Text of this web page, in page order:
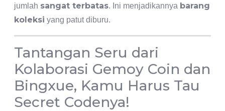
jumlah sangat terbatas. Ini menjadikannya barang
koleksi yang patut diburu.
Tantangan Seru dari
Kolaborasi Gemoy Coin dan
Bingxue, Kamu Harus Tau
Secret Codenya!